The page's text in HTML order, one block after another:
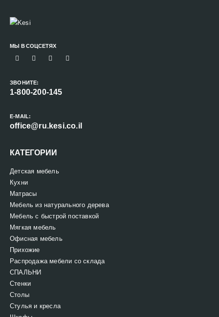
МЫ В СОЦСЕТЯХ
ЗВОНИТЕ:
1-800-200-145
E-MAIL:
office@ru.kesi.co.il
КАТЕГОРИИ
Детская мебель
Кухни
Матрасы
Мебель из натурального дерева
Мебель с быстрой поставкой
Мягкая мебель
Офисная мебель
Прихожие
Распродажа мебели со склада
СПАЛЬНИ
Стенки
Столы
Стулья и кресла